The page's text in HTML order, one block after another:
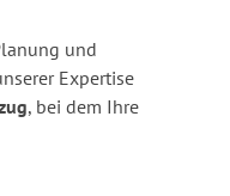
und
Expertise
, bei dem Ihre